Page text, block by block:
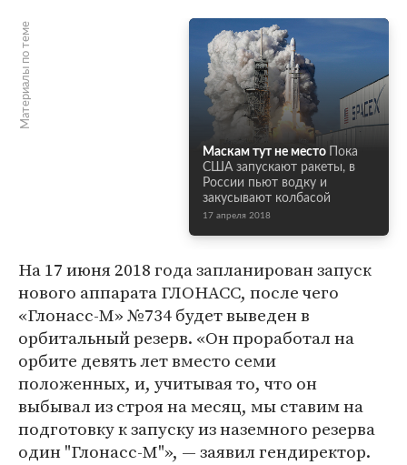
Материалы по теме
Маскам тут не место
Пока
США запускают ракеты, в
России пьют водку и
закусывают колбасой
17 апреля 2018
На 17 июня 2018 года запланирован запуск
нового аппарата ГЛОНАСС, после чего
«Глонасс-М» №734 будет выведен в
орбитальный резерв. «Он проработал на
орбите девять лет вместо семи
положенных, и, учитывая то, что он
выбывал из строя на месяц, мы ставим на
подготовку к запуску из наземного резерва
один "Глонасс-М"», — заявил гендиректор.